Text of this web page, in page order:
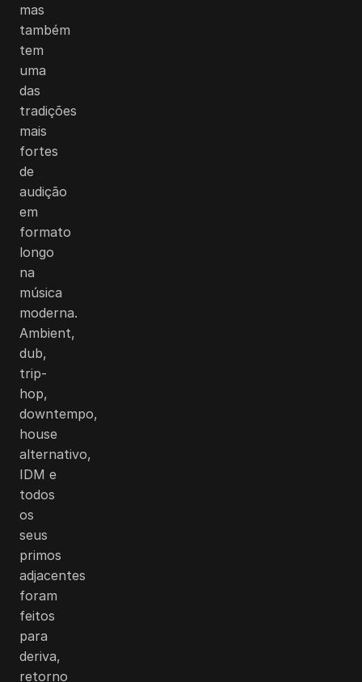
mas
também
tem
uma
das
tradições
mais
fortes
de
audição
em
formato
longo
na
música
moderna.
Ambient,
dub,
trip-
hop,
downtempo,
house
alternativo,
IDM e
todos
os
seus
primos
adjacentes
foram
feitos
para
deriva,
retorno